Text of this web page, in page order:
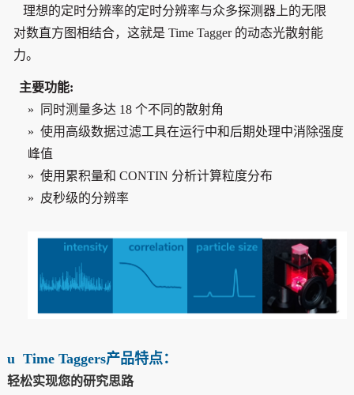
理想的定时分辨率的定时分辨率与众多探测器上的无限
对数直方图相结合，这就是 Time Tagger 的动态光散射能
力。
主要功能:
»
同时测量多达 18 个不同的散射角
» 使用高级数据过滤工具在运行中和后期处理中消除强度
峰值
» 使用累积量和 CONTIN 分析计算粒度分布
» 皮秒级的分辨率
u Time Taggers产品特点：
轻松实现您的研究思路